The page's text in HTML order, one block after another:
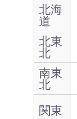
北海
道
北東
北
南東
北
関東